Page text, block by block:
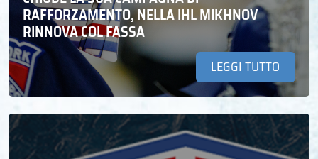
RAFFORZAMENTO, NELLA IHL MIKHNOV
RINNOVA COL FASSA
LEGGI TUTTO